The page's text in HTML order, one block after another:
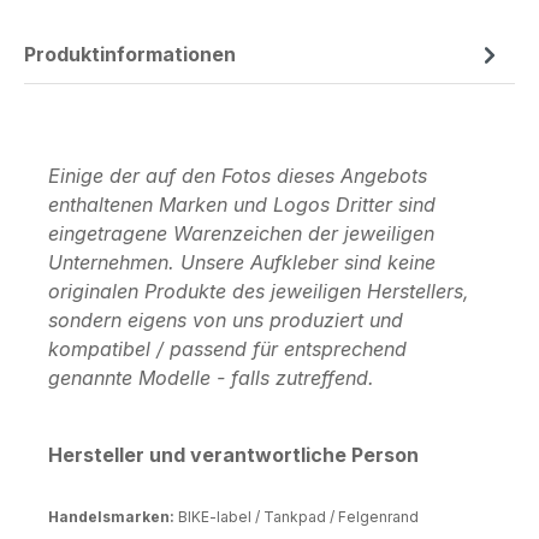
Produktinformationen
Einige der auf den Fotos dieses Angebots
enthaltenen Marken und Logos Dritter sind
eingetragene Warenzeichen der jeweiligen
Unternehmen. Unsere Aufkleber sind keine
originalen Produkte des jeweiligen Herstellers,
sondern eigens von uns produziert und
kompatibel / passend für entsprechend
genannte Modelle - falls zutreffend.
Hersteller und verantwortliche Person
Handelsmarken: BIKE-label / Tankpad / Felgenrand